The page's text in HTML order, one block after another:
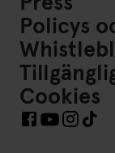
Policys
Cookies